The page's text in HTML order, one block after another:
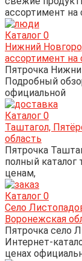
ассортимент на
Каталог 0
Нижний
ассортимент на
Пятрочка
Подробный
официальной
Каталог 0
Таштагол,
область
Пятрочка
полный
ценам,
Каталог 0
Село
Воронежская
Пятрочка село
Интернет-
ценах